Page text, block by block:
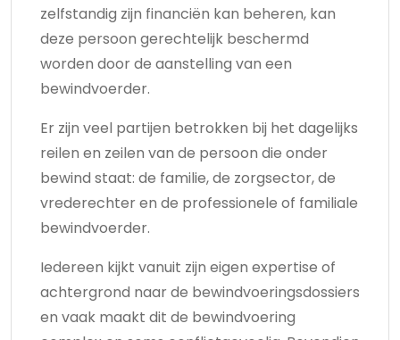
zelfstandig zijn financiën kan beheren, kan
deze persoon gerechtelijk beschermd
worden door de aanstelling van een
bewindvoerder.
Er zijn veel partijen betrokken bij het dagelijks
reilen en zeilen van de persoon die onder
bewind staat: de familie, de zorgsector, de
vrederechter en de professionele of familiale
bewindvoerder.
Iedereen kijkt vanuit zijn eigen expertise of
achtergrond naar de bewindvoeringsdossiers
en vaak maakt dit de bewindvoering